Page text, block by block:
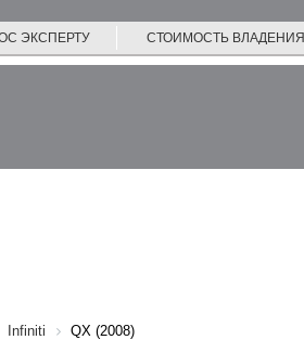
ЭКСПЕРТУ СТОИМОСТЬ ВЛАДЕНИЯ
Infiniti QX (2008)